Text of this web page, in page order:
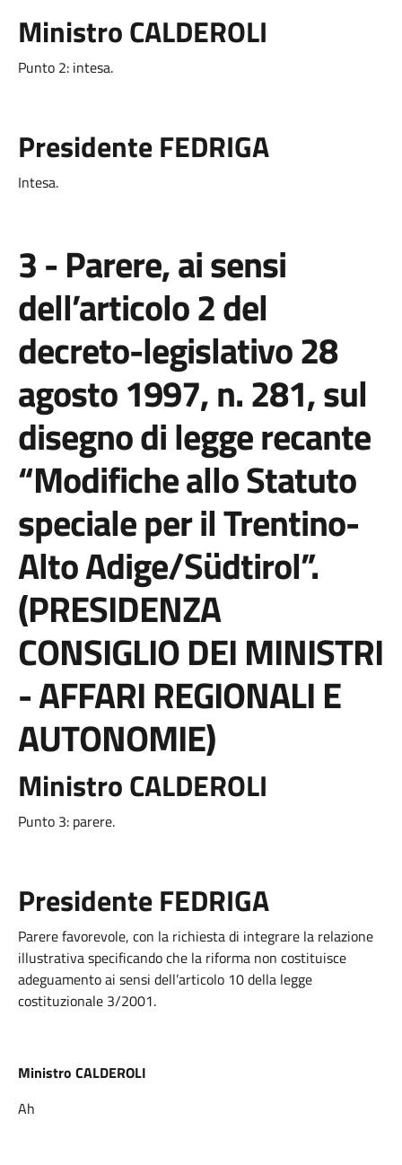
Ministro CALDEROLI
Punto 2: intesa.
Presidente FEDRIGA
Intesa.
3 - Parere, ai sensi
dell’articolo 2 del
decreto-legislativo 28
agosto 1997, n. 281, sul
disegno di legge recante
“Modifiche allo Statuto
speciale per il Trentino-
Alto Adige/Südtirol”.
(PRESIDENZA
CONSIGLIO DEI MINISTRI
- AFFARI REGIONALI E
AUTONOMIE)
Ministro CALDEROLI
Punto 3: parere.
Presidente FEDRIGA
Parere favorevole, con la richiesta di integrare la relazione
illustrativa specificando che la riforma non costituisce
adeguamento ai sensi dell’articolo 10 della legge
costituzionale 3/2001.
Ministro CALDEROLI
Ah